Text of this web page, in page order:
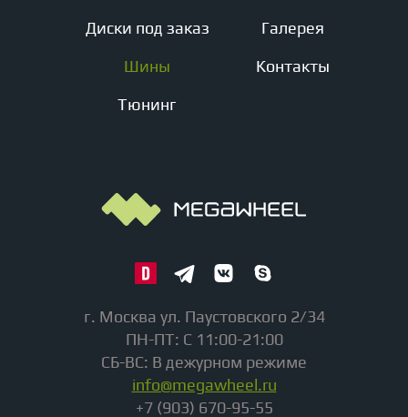
Диски под заказ
Шины
Тюнинг
Галерея
Контакты
г. Москва ул. Паустовского 2/34
ПН-ПТ: С 11:00-21:00
СБ-ВС: В дежурном режиме
info@megawheel.ru
+7 (903) 670-95-55